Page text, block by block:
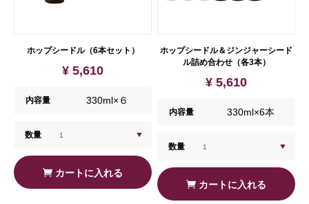
ホップシードル（6本セット）
¥ 5,610
内容量 330ml×６
数量
カートに入れる
ホップシードル＆ジンジャーシード
ル詰め合わせ（各3本）
¥ 5,610
内容量 330ml×6本
数量
カートに入れる